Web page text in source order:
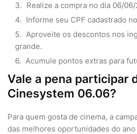
Realize a compra no dia 06/06/
Informe seu CPF cadastrado
Aproveite os descontos nos
grande.
Acumule pontos extras para
Vale a pena participar
Cinesystem 06.06?
Para quem gosta de cinema, a
das melhores oportunidades do